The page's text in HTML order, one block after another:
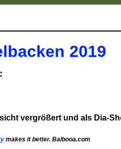
2019
vergrößert und als Dia-
makes it better. Balbooa.com